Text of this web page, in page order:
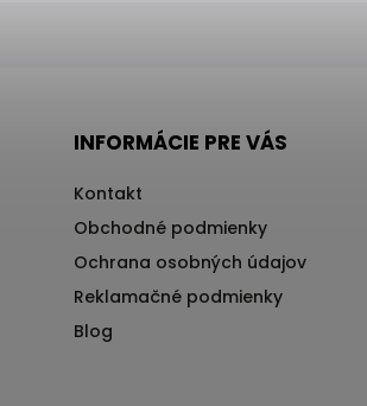
INFORMÁCIE PRE VÁS
Kontakt
Obchodné podmienky
Ochrana osobných údajov
Reklamačné podmienky
Blog